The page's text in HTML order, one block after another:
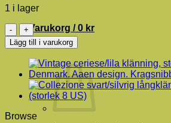
Varukorg /0 kr
1 i lager
Balklänning
med
pärlor
och
paljetter
plommon
mängd
Lägg till i varukorg
Browse